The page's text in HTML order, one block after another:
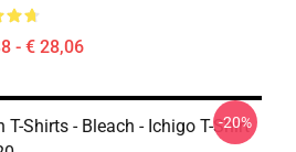
- € 28,06
T-Shirts - Bleach - Ichigo T-Shirt
-20%